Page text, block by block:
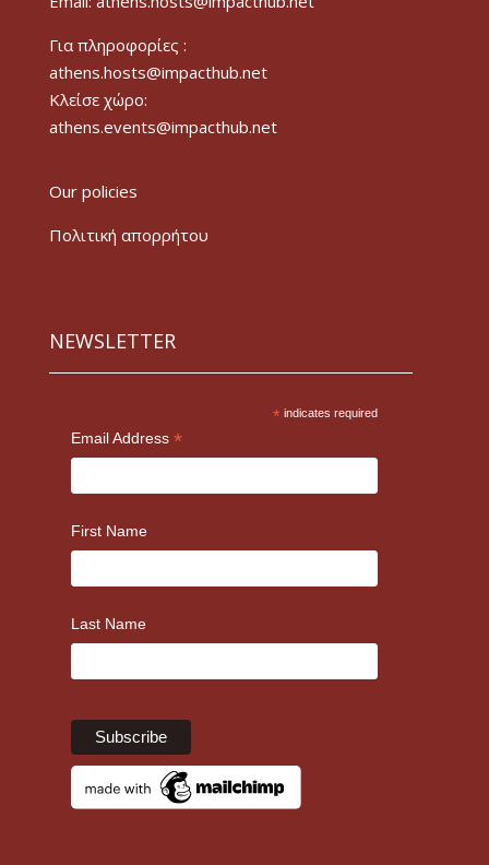
Για πληροφορίες :
athens.hosts@impacthub.net
Κλείσε χώρο:
athens.events@impacthub.net
Our policies
Πολιτική απορρήτου
NEWSLETTER
* indicates required
Email Address *
First Name
Last Name